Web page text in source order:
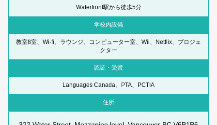
Waterfront駅から徒歩5分
学校内設備
教室8室、Wi-fi、ラウンジ、コンピューター室、Wii、Netflix、プロジェ
クター
認証・受賞
Languages Canada、PTA、PCTIA
住所